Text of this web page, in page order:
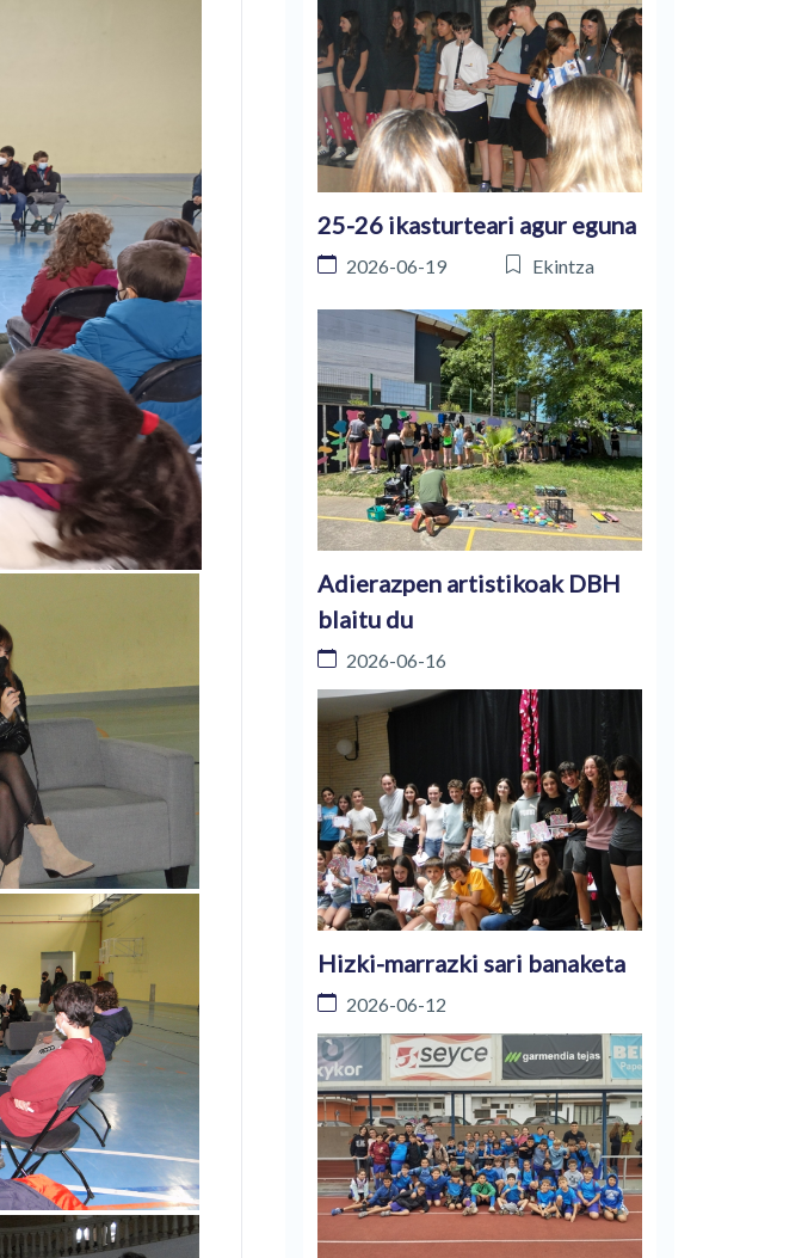
25-26 ikasturteari agur eguna
2026-06-19 Ekintza
Adierazpen artistikoak DBH
blaitu du
2026-06-16
Hizki-marrazki sari banaketa
2026-06-12